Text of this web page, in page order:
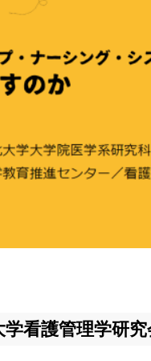
看護管理学研究